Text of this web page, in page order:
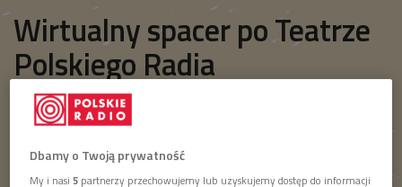
Wirtualny spacer po Teatrze
Polskiego Radia
20.06.2018 08:00
Dbamy o Twoją prywatność
My i nasi5 partnerzy przechowujemy lub uzyskujemy dostęp do informacji